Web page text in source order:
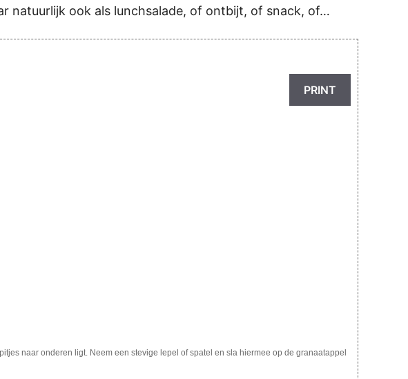
natuurlijk ook als lunchsalade, of ontbijt, of snack, of…
PRINT
naar onderen ligt. Neem een stevige lepel of spatel en sla hiermee op de granaatappel